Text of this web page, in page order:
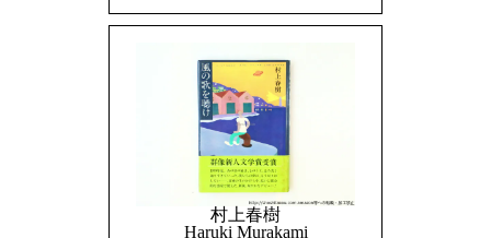
村上春樹
Haruki Murakami